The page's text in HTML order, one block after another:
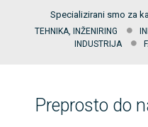
Specializirani smo za
TEHNIKA, INŽENIRING
INDUSTRIJA
Preprosto do